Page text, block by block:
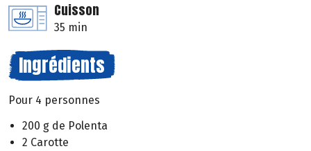
Cuisson
35 min
Ingrédients
Pour 4 personnes
200 g de Polenta
2 Carotte